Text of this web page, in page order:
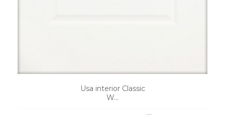
Usa interior Classic
W...